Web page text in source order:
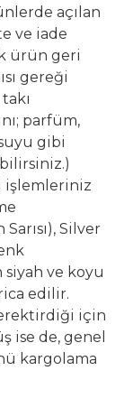
açılan
ve iade
ürün geri
gereği
parfüm,
gibi
işlemleriniz
Silver
ve koyu
edilir.
için
ise de, genel
kargolama